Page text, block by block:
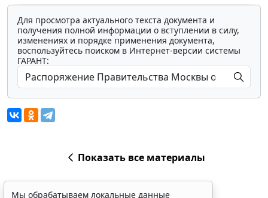
Для просмотра актуального текста документа и
получения полной информации о вступлении в силу,
изменениях и порядке применения документа,
воспользуйтесь поиском в Интернет-версии системы
ГАРАНТ:
Показать все материалы
Мы обрабатываем локальные данные